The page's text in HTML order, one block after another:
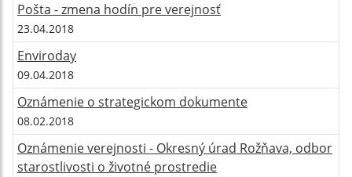
Pošta - zmena hodín pre verejnosť
23.04.2018
Enviroday
09.04.2018
Oznámenie o strategickom dokumente
08.02.2018
Oznámenie verejnosti - Okresný úrad Rožňava, odbor
starostlivosti o životné prostredie